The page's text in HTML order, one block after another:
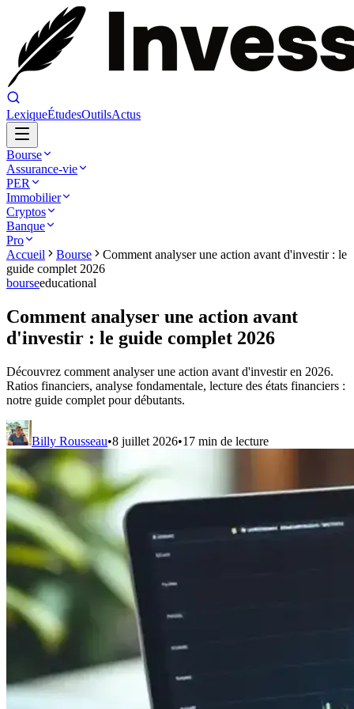
LexiqueÉtudesOutilsActus
Bourse
Assurance-vie
PER
Immobilier
Cryptos
Banque
Pro
Accueil
Bourse
Comment analyser une action avant d'investir : le
guide complet 2026
bourseeducational
Comment analyser une action avant
d'investir : le guide complet 2026
Découvrez comment analyser une action avant d'investir en 2026.
Ratios financiers, analyse fondamentale, lecture des états financiers :
notre guide complet pour débutants.
Billy Rousseau•8 juillet 2026•17 min de lecture